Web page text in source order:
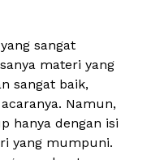
sangat
materi yang
sangat baik,
Namun,
hanya dengan isi
yang mumpuni.